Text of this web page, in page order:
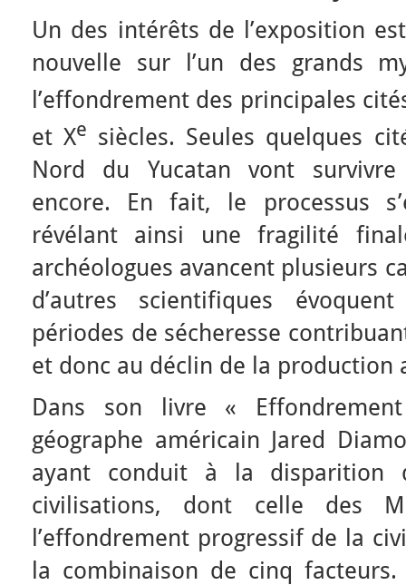
Un des intérêts de l’exposition
nouvelle sur l’un des grands
l’effondrement des principales
et Xe siècles. Seules quelques
Nord du Yucatan vont
encore. En fait, le processus
révélant ainsi une fragilité
archéologues avancent plusieurs
d’autres scientifiques
périodes de sécheresse
et donc au déclin de la production
Dans son livre «
géographe américain Jared
ayant conduit à la disparition
civilisations, dont celle des
l’effondrement progressif de la
la combinaison de cinq